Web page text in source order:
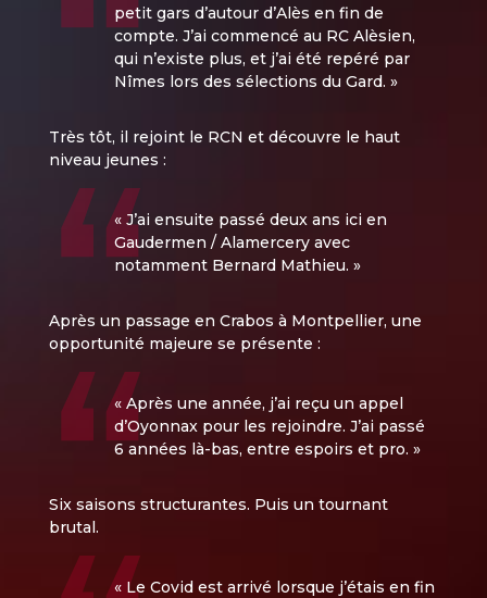
petit gars d’autour d’Alès en fin de
compte. J’ai commencé au RC Alèsien,
qui n’existe plus, et j’ai été repéré par
Nîmes lors des sélections du Gard. »
Très tôt, il rejoint le RCN et découvre le haut
niveau jeunes :
« J’ai ensuite passé deux ans ici en
Gaudermen / Alamercery avec
notamment Bernard Mathieu. »
Après un passage en Crabos à Montpellier, une
opportunité majeure se présente :
« Après une année, j’ai reçu un appel
d’Oyonnax pour les rejoindre. J’ai passé
6 années là-bas, entre espoirs et pro. »
Six saisons structurantes. Puis un tournant
brutal.
« Le Covid est arrivé lorsque j’étais en fin